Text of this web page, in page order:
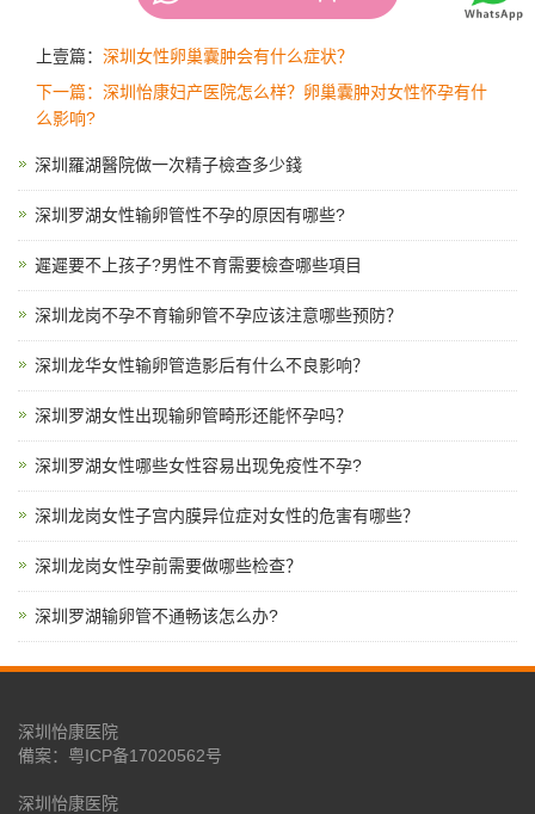
上壹篇： 深圳女性卵巢囊肿会有什么症状？
下一篇：深圳怡康妇产医院怎么样？卵巢囊肿对女性怀孕有什
么影响?
深圳羅湖醫院做一次精子檢查多少錢
深圳罗湖女性输卵管性不孕的原因有哪些?
遲遲要不上孩子?男性不育需要檢查哪些項目
深圳龙岗不孕不育输卵管不孕应该注意哪些预防？
深圳龙华女性输卵管造影后有什么不良影响？
深圳罗湖女性出现输卵管畸形还能怀孕吗？
深圳罗湖女性哪些女性容易出现免疫性不孕?
深圳龙岗女性子宫内膜异位症对女性的危害有哪些？
深圳龙岗女性孕前需要做哪些检查？
深圳罗湖输卵管不通畅该怎么办?
深圳怡康医院
備案： 粤ICP备17020562号
深圳怡康医院